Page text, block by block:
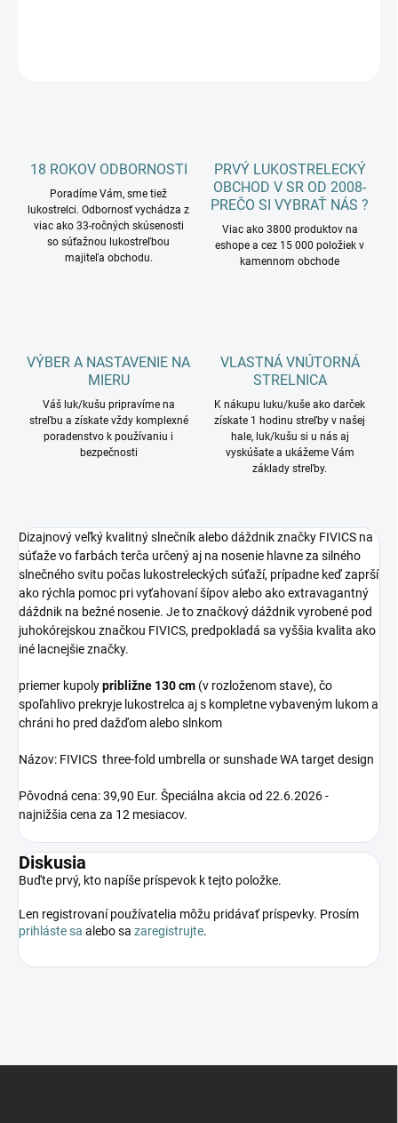
18 ROKOV ODBORNOSTI
Poradíme Vám, sme tiež
lukostrelci. Odbornosť vychádza z
viac ako 33-ročných skúsenosti
so súťažnou lukostreľbou
majiteľa obchodu.
PRVÝ LUKOSTRELECKÝ
OBCHOD V SR OD 2008-
PREČO SI VYBRAŤ NÁS ?
Viac ako 3800 produktov na
eshope a cez 15 000 položiek v
kamennom obchode
VÝBER A NASTAVENIE NA
MIERU
Váš luk/kušu pripravíme na
streľbu a získate vždy komplexné
poradenstvo k používaniu i
bezpečnosti
VLASTNÁ VNÚTORNÁ
STRELNICA
K nákupu luku/kuše ako darček
získate 1 hodinu streľby v našej
hale, luk/kušu si u nás aj
vyskúšate a ukážeme Vám
základy streľby.
Dizajnový veľký kvalitný slnečník alebo dáždnik značky FIVICS na
súťaže vo farbách terča určený aj na nosenie hlavne za silného
slnečného svitu počas lukostreleckých súťaží, prípadne keď zaprší
ako rýchla pomoc pri vyťahovaní šípov alebo ako extravagantný
dáždnik na bežné nosenie. Je to značkový dáždnik vyrobené pod
juhokórejskou značkou FIVICS, predpokladá sa vyššia kvalita ako
iné lacnejšie značky.
priemer kupolypribližne 130 cm (v rozloženom stave), čo
spoľahlivo prekryje lukostrelca aj s kompletne vybaveným lukom a
chráni ho pred dažďom alebo slnkom
Názov: FIVICS three-fold umbrella or sunshade WA target design
Pôvodná cena: 39,90 Eur. Špeciálna akcia od 22.6.2026 -
najnižšia cena za 12 mesiacov.
Diskusia
Buďte prvý, kto napíše príspevok k tejto položke.
Len registrovaní používatelia môžu pridávať príspevky. Prosím
prihláste sa alebo sa zaregistrujte.